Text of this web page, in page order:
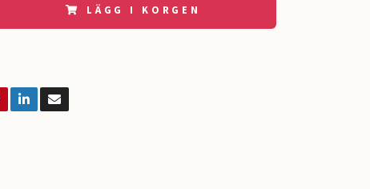
LÄGG I KORGEN